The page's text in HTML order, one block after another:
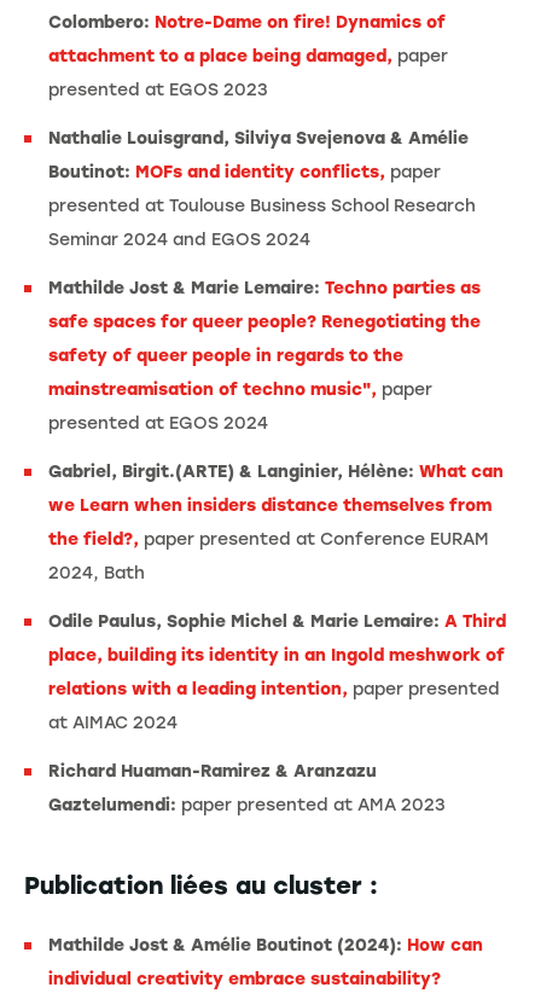
Colombero: Notre-Dame on fire! Dynamics of
attachment to a place being damaged, paper
presented at EGOS 2023
Nathalie Louisgrand, Silviya Svejenova & Amélie
Boutinot: MOFs and identity conflicts, paper
presented at Toulouse Business School Research
Seminar 2024 and EGOS 2024
Mathilde Jost & Marie Lemaire: Techno parties as
safe spaces for queer people? Renegotiating the
safety of queer people in regards to the
mainstreamisation of techno music", paper
presented at EGOS 2024
Gabriel, Birgit.(ARTE) & Langinier, Hélène: What can
we Learn when insiders distance themselves from
the field?, paper presented at Conference EURAM
2024, Bath
Odile Paulus, Sophie Michel & Marie Lemaire: A Third
place, building its identity in an Ingold meshwork of
relations with a leading intention, paper presented
at AIMAC 2024
Richard Huaman-Ramirez & Aranzazu
Gaztelumendi: paper presented at AMA 2023
Publication liées au cluster :
Mathilde Jost & Amélie Boutinot (2024): How can
individual creativity embrace sustainability?